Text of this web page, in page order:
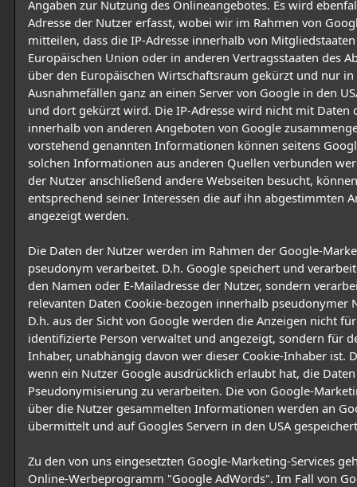
Angaben zur Nutzung des Onlineangebotes. Es wird
Adresse der Nutzer erfasst, wobei wir im Rahmen von
mitteilen, dass die IP-Adresse innerhalb von
Europäischen Union oder in anderen Vertragsstaaten des
über den Europäischen Wirtschaftsraum gekürzt und nur in
Ausnahmefällen ganz an einen Server von Google in den
und dort gekürzt wird. Die IP-Adresse wird nicht mit Daten
innerhalb von anderen Angeboten von Google
vorstehend genannten Informationen können seitens
solchen Informationen aus anderen Quellen verbunden
der Nutzer anschließend andere Webseiten besucht,
entsprechend seiner Interessen die auf ihn abgestimmten
angezeigt werden.
Die Daten der Nutzer werden im Rahmen der Google-
pseudonym verarbeitet. D.h. Google speichert und
den Namen oder E-Mailadresse der Nutzer, sondern
relevanten Daten Cookie-bezogen innerhalb pseudonymer
D.h. aus der Sicht von Google werden die Anzeigen nicht
identifizierte Person verwaltet und angezeigt, sondern für
Inhaber, unabhängig davon wer dieser Cookie-Inhaber ist.
wenn ein Nutzer Google ausdrücklich erlaubt hat, die
Pseudonymisierung zu verarbeiten. Die von Google-
über die Nutzer gesammelten Informationen werden an
übermittelt und auf Googles Servern in den USA
Zu den von uns eingesetzten Google-Marketing-Services
Online-Werbeprogramm "Google AdWords". Im Fall von